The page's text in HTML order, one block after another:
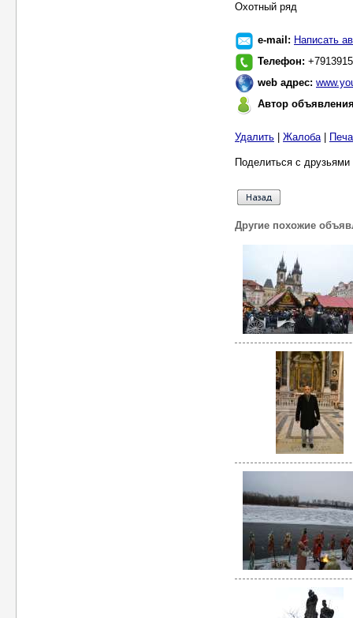
Охотный ряд
e-mail: Написать
Телефон:
web адрес:
Автор
Удалить Жалоба|
Поделиться с
Другие похожие